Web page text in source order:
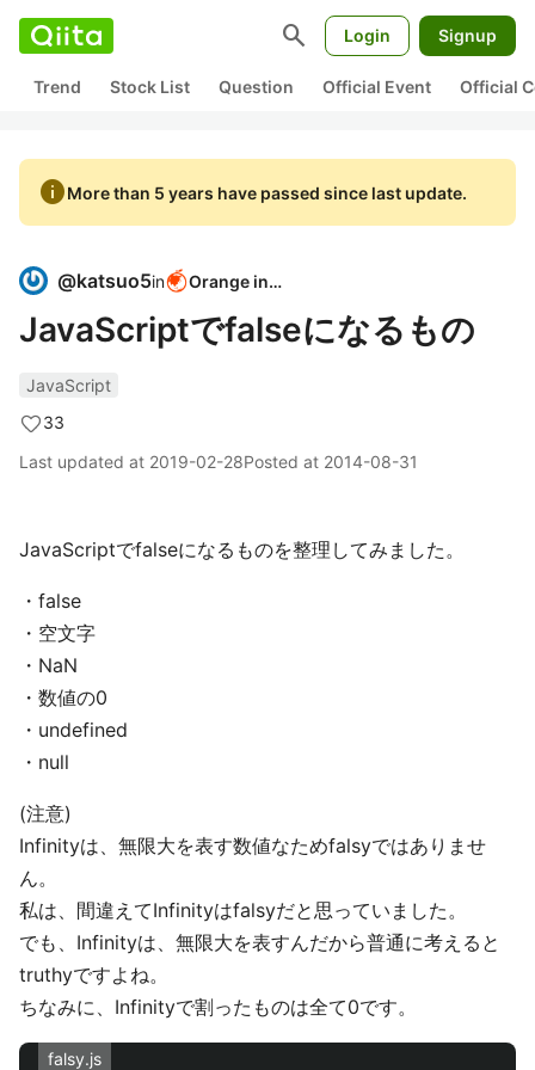
search Login Signup
Trend Stock List Question Official Event Official
infoMore than 5 years have passed since last update.
@katsuo5in Orange inc.
JavaScriptでfalseになるもの
JavaScript
33
Last updated at 2019-02-28Posted at 2014-08-31
JavaScriptでfalseになるものを整理してみました。
・false
・空文字
・NaN
・数値の0
・undefined
・null
(注意)
Infinityは、無限大を表す数値なためfalsyではありませ
ん。
私は、間違えてInfinityはfalsyだと思っていました。
でも、Infinityは、無限大を表すんだから普通に考えると
truthyですよね。
ちなみに、Infinityで割ったものは全て0です。
falsy.js